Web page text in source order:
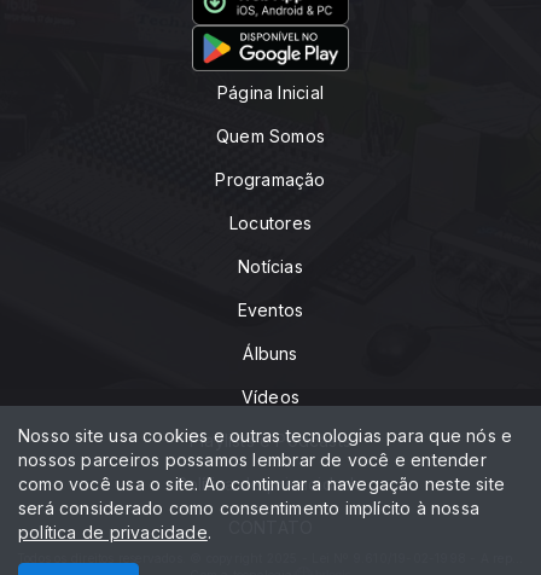
Página Inicial
Quem Somos
Programação
Locutores
Notícias
Eventos
Álbuns
Vídeos
Playlists e Podcasts
Política de privacidade
Nosso site usa cookies e outras tecnologias para que nós e
nossos parceiros possamos lembrar de você e entender
como você usa o site. Ao continuar a navegação neste site
será considerado como consentimento implícito à nossa
política de privacidade.